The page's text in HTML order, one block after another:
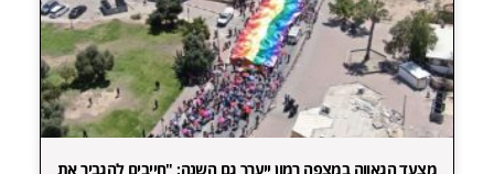
מצעד הגאווה במצפה רמון ייערך גם השנה: "חייבים להגביר את